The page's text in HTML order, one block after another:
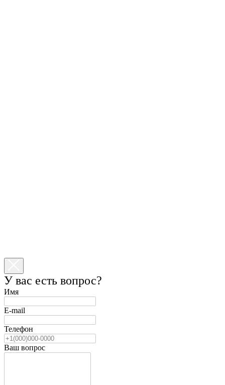
У вас есть вопрос?
Имя
E-mail
Телефон
Ваш вопрос